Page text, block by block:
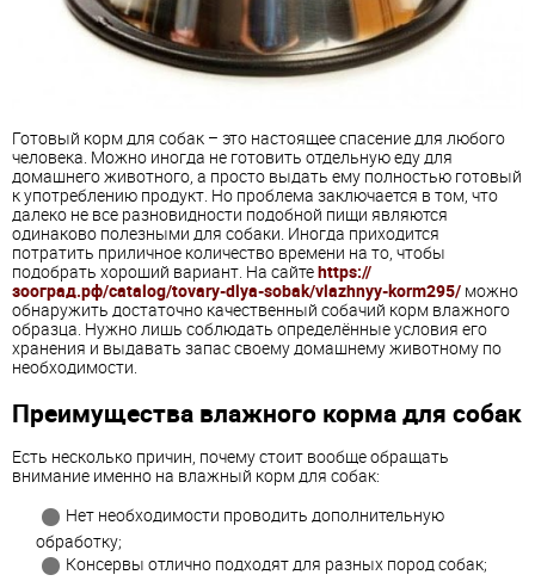
Готовый корм для собак – это настоящее спасение для любого
человека. Можно иногда не готовить отдельную еду для
домашнего животного, а просто выдать ему полностью готовый
к употреблению продукт. Но проблема заключается в том, что
далеко не все разновидности подобной пищи являются
одинаково полезными для собаки. Иногда приходится
потратить приличное количество времени на то, чтобы
подобрать хороший вариант. На сайтеhttps://
зооград.рф/catalog/tovary-dlya-sobak/vlazhnyy-korm295/ можно
обнаружить достаточно качественный собачий корм влажного
образца. Нужно лишь соблюдать определённые условия его
хранения и выдавать запас своему домашнему животному по
необходимости.
Преимущества влажного корма для собак
Есть несколько причин, почему стоит вообще обращать
внимание именно на влажный корм для собак:
Нет необходимости проводить дополнительную
обработку;
Консервы отлично подходят для разных пород собак;